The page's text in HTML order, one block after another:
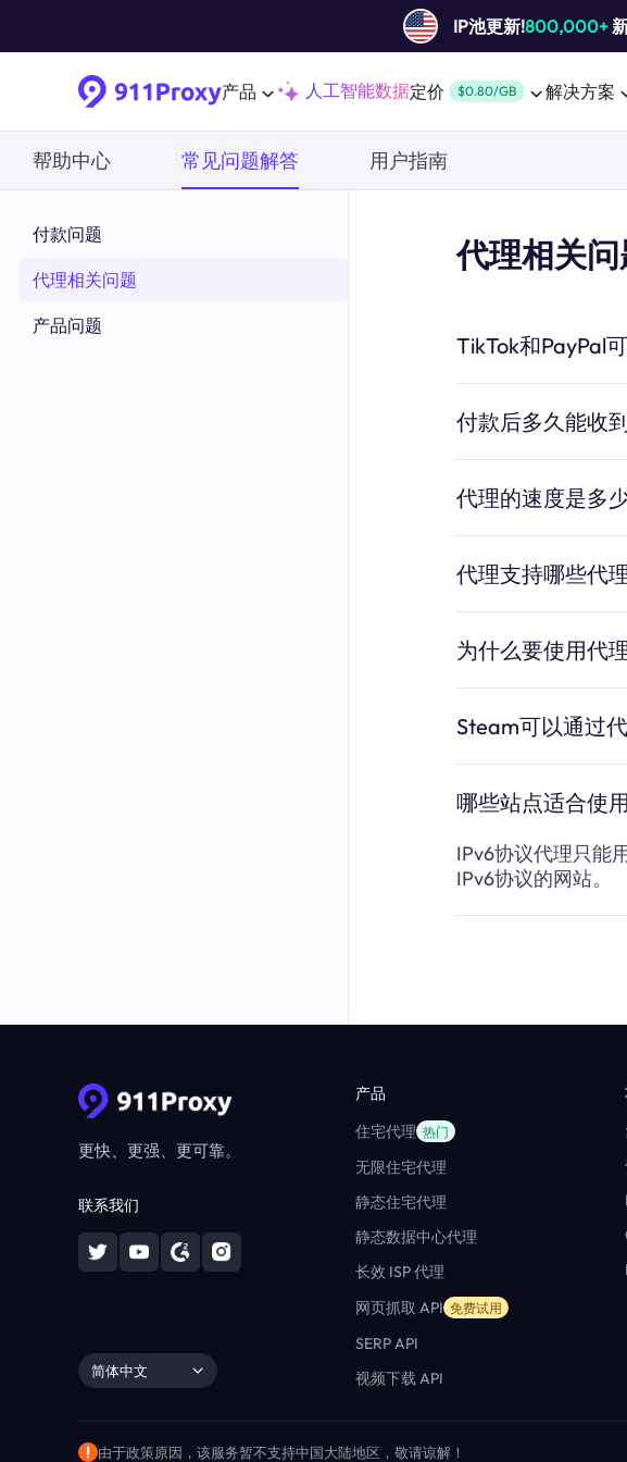
IP池更新!800,000+
产品 人工智能数据定价 $0.80/GB 解决方案
帮助中心 常见问题解答 用户指南
付款问题
代理相关问题
产品问题
代理相关
TikTok和PayPal
付款后多久能收
代理的速度是多
代理支持哪些代
为什么要使用代
Steam可以通过
哪些站点适合使
IPv6协议代理只能
IPv6协议的网站。
更快、更强、更可靠。
联系我们
简体中文
产品
住宅代理 热门
无限住宅代理
静态住宅代理
静态数据中心代理
长效 ISP 代理
网页抓取 API 免费试用
SERP API
视频下载 API
由于政策原因，该服务暂不支持中国大陆地区，敬请谅解！